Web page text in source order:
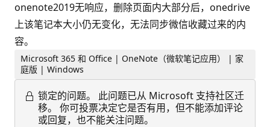
onenote2019无响应，删除页面内大部分后，onedrive
上该笔记本大小仍无变化，无法同步微信收藏过来的内
容。
Microsoft 365 和 Office | OneNote（微软笔记应用） | 家
庭版 | Windows
锁定的问题。
此问题已从 Microsoft 支持社区迁
移。 你可投票决定它是否有用，但不能添加评论
或回复，也不能关注问题。